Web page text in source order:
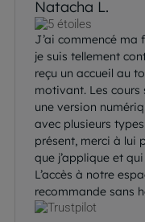
Natacha L.
J’ai commencé
je suis tellement
reçu un accueil au
motivant. Les cours
une version
avec plusieurs
présent, merci à lui
que j’applique et
L’accès à notre
recommande sans